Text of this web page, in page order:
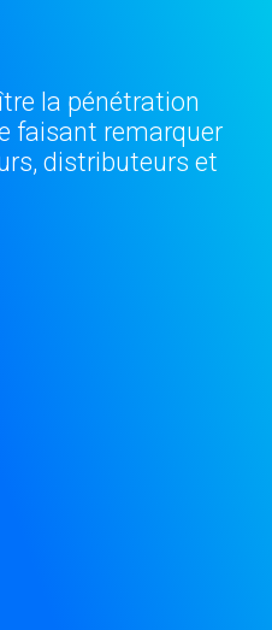
la pénétration
faisant remarquer
distributeurs et